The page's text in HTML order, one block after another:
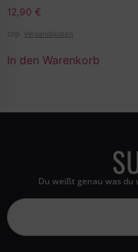
12,90 €
zzgl. Versandkosten
In den Warenkorb
Du weißt genau was